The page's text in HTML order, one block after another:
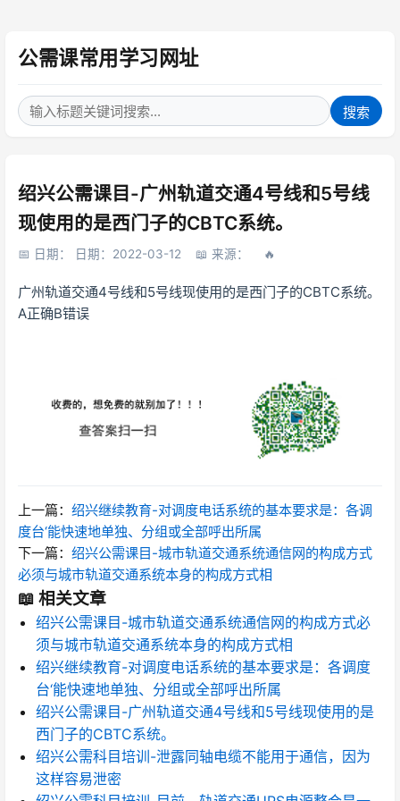
公需课常用学习网址
搜索
绍兴公需课目-广州轨道交通4号线和5号线
现使用的是西门子的CBTC系统。
日期： 日期：2022-03-12 来源：
广州轨道交通4号线和5号线现使用的是西门子的CBTC系统。
A正确B错误
上一篇： 绍兴继续教育-对调度电话系统的基本要求是：各调
度台‘能快速地单独、分组或全部呼出所属
下一篇： 绍兴公需课目-城市轨道交通系统通信网的构成方式
必须与城市轨道交通系统本身的构成方式相
📖 相关文章
绍兴公需课目-城市轨道交通系统通信网的构成方式必
须与城市轨道交通系统本身的构成方式相
绍兴继续教育-对调度电话系统的基本要求是：各调度
台‘能快速地单独、分组或全部呼出所属
绍兴公需课目-广州轨道交通4号线和5号线现使用的是
西门子的CBTC系统。
绍兴公需科目培训-泄露同轴电缆不能用于通信，因为
这样容易泄密